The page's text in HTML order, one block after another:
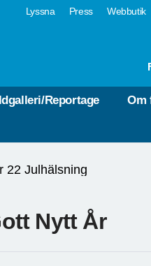
Lyssna Press Webbutik
Reportage Om
22 Julhälsning
Nytt År